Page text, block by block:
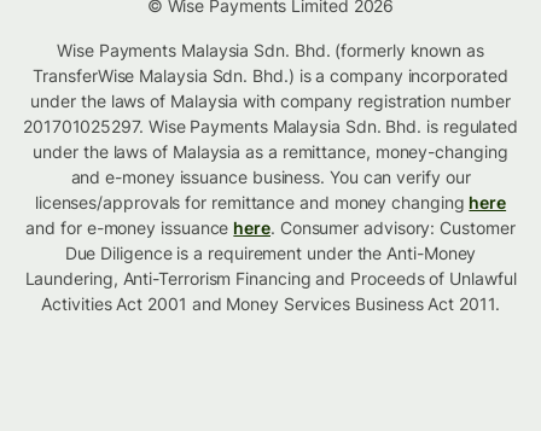
© Wise Payments Limited 2026
Wise Payments Malaysia Sdn. Bhd. (formerly known as
TransferWise Malaysia Sdn. Bhd.) is a company incorporated
under the laws of Malaysia with company registration number
201701025297. Wise Payments Malaysia Sdn. Bhd. is regulated
under the laws of Malaysia as a remittance, money-changing
and e-money issuance business. You can verify our
licenses/approvals for remittance and money changing here
and for e-money issuance here. Consumer advisory: Customer
Due Diligence is a requirement under the Anti-Money
Laundering, Anti-Terrorism Financing and Proceeds of Unlawful
Activities Act 2001 and Money Services Business Act 2011.